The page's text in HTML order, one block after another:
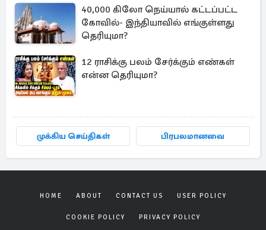
40,000 கிலோ நெய்யால் கட்டப்பட்ட
கோவில்- இந்தியாவில் எங்குள்ளது
தெரியுமா?
12 ராசிக்கு பலம் சேர்க்கும் எண்கள்
என்ன தெரியுமா?
முக்கிய செய்திகள் பிரபலமானவை
HOME ABOUT CONTACT US USER POLICY
COOKIE POLICY PRIVACY POLICY